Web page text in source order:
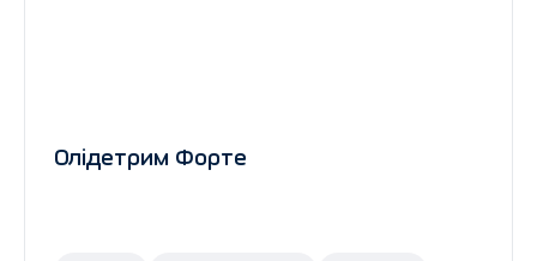
Олідетрим Форте